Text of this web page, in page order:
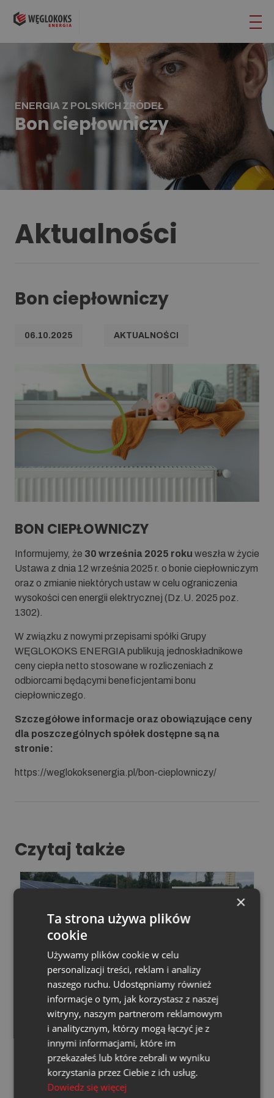
ENERGIA Z POLSKICH ŹRÓDEŁ
Bon ciepłowniczy
Aktualności
Bon ciepłowniczy
06.10.2025 AKTUALNOŚCI
BON CIEPŁOWNICZY
Informujemy, że 30 września 2025 roku weszła w życie
Ustawa z dnia 12 września 2025 r. o bonie ciepłowniczym
oraz o zmianie niektórych ustaw w celu ograniczenia
wysokości cen energii elektrycznej (Dz.U. 2025 poz.
1302).
W związku z nowymi przepisami spółki Grupy
WĘGLOKOKS ENERGIA publikują jednoskładnikowe
ceny ciepła netto stosowane w rozliczeniach z
odbiorcami będącymi beneficjentami bonu
ciepłowniczego.
Szczegółowe informacje oraz obowiązujące ceny
dla poszczególnych spółek dostępne są na
stronie:
https://weglokoksenergia.pl/bon-cieplowniczy/
Czytaj także
SPÓŁDZIELNIA ENERGETYCZNA SE1
Spółdzielnia Energetyczna
Węglokoks Energia SE 1
konsekwentnie się rozwija.
Czytaj więcej
×
Ta strona używa plików
cookie
Używamy plików cookie w celu
personalizacji treści, reklam i analizy
naszego ruchu. Udostępniamy również
informacje o tym, jak korzystasz z naszej
witryny, naszym partnerom reklamowym
i analitycznym, którzy mogą łączyć je z
innymi informacjami, które im
przekazałeś lub które zebrali w wyniku
korzystania przez Ciebie z ich usług.
Dowiedz się więcej